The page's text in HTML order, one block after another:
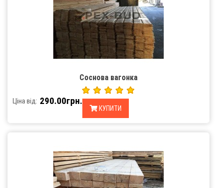
Соснова вагонка
Ціна від: 290.00грн.
КУПИТИ